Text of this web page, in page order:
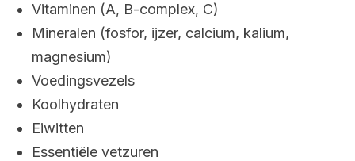
Vitaminen (A, B-complex, C)
Mineralen (fosfor, ijzer, calcium, kalium,
magnesium)
Voedingsvezels
Koolhydraten
Eiwitten
Essentiële vetzuren